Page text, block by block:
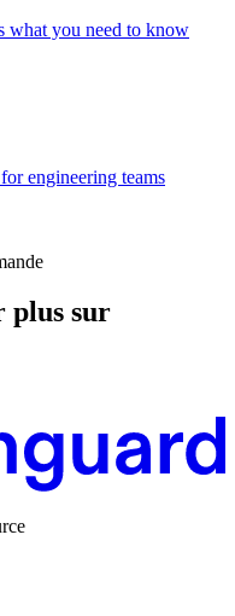
what you need to know
engineering teams
plus sur